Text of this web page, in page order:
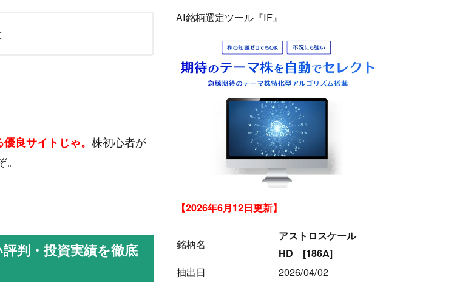
良サイトじゃ。 株初心者が
判・投資実績を徹底
AI銘柄選定ツール『IF』
【2026年6月12日更新】
銘柄名
アストロスケール
HD [186A]
抽出日
2026/04/02